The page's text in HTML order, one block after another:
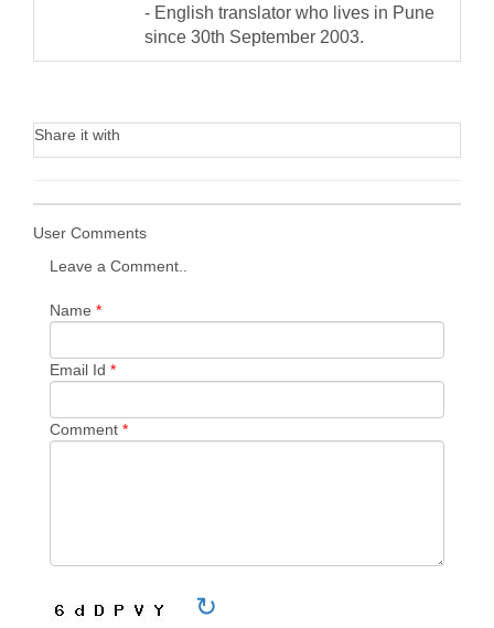
- English translator who lives in Pune
since 30th September 2003.
Share it with
User Comments
Leave a Comment..
Name *
Email Id *
Comment *
↻